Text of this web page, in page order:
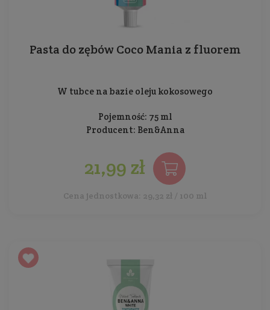
Pasta do zębów Coco Mania z fluorem
W tubce na bazie oleju kokosowego
Pojemność: 75 ml
Producent: Ben&Anna
21,99 zł
Cena jednostkowa: 29,32 zł / 100 ml